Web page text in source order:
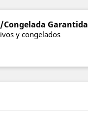
Congelada Garantida
y congelados